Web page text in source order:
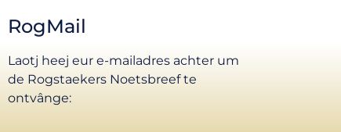
RogMail
Laotj heej eur e-mailadres achter um
de Rogstaekers Noetsbreef te
ontvânge: